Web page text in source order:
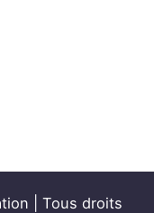
| Tous droits